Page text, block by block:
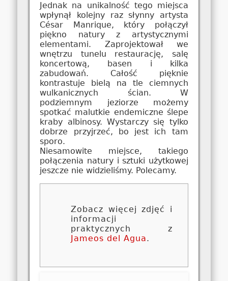
Jednak na unikalność tego miejsca
wpłynął kolejny raz słynny artysta
César Manrique, który połączył
piękno natury z artystycznymi
elementami. Zaprojektował we
wnętrzu tunelu restaurację, salę
koncertową, basen i kilka
zabudowań. Całość pięknie
kontrastuje bielą na tle ciemnych
wulkanicznych ścian. W
podziemnym jeziorze możemy
spotkać malutkie endemiczne ślepe
kraby albinosy. Wystarczy się tylko
dobrze przyjrzeć, bo jest ich tam
sporo.
Niesamowite miejsce, takiego
połączenia natury i sztuki użytkowej
jeszcze nie widzieliśmy. Polecamy.
Zobacz więcej zdjęć i
informacji
praktycznych z
Jameos del Agua.